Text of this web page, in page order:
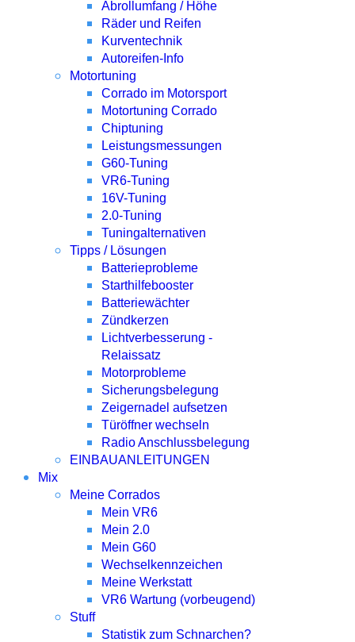
Abrollumfang / Höhe
Räder und Reifen
Kurventechnik
Autoreifen-Info
Motortuning
Corrado im Motorsport
Motortuning Corrado
Chiptuning
Leistungsmessungen
G60-Tuning
VR6-Tuning
16V-Tuning
2.0-Tuning
Tuningalternativen
Tipps / Lösungen
Batterieprobleme
Starthilfebooster
Batteriewächter
Zündkerzen
Lichtverbesserung -
Relaissatz
Motorprobleme
Sicherungsbelegung
Zeigernadel aufsetzen
Türöffner wechseln
Radio Anschlussbelegung
EINBAUANLEITUNGEN
Mix
Meine Corrados
Mein VR6
Mein 2.0
Mein G60
Wechselkennzeichen
Meine Werkstatt
VR6 Wartung (vorbeugend)
Stuff
Statistik zum Schnarchen?